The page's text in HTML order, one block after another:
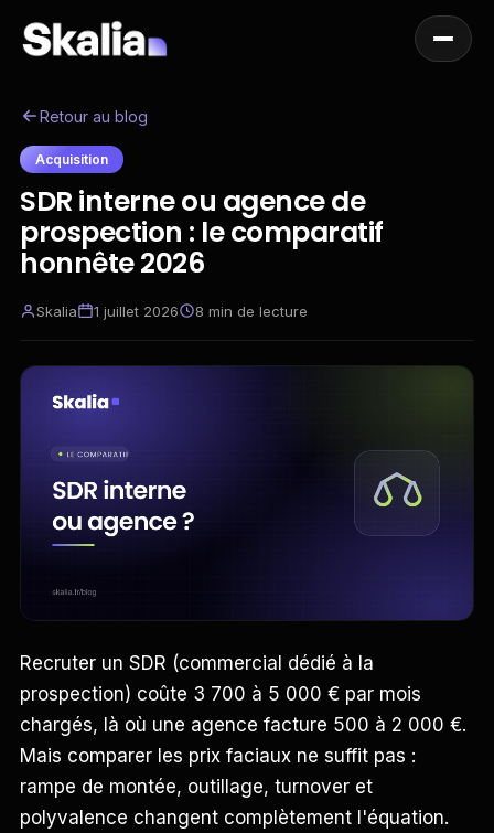
Retour au blog
Acquisition
SDR interne ou agence de
prospection : le comparatif
honnête 2026
Skalia 1 juillet 2026 8 min de lecture
Recruter un SDR (commercial dédié à la
prospection) coûte 3 700 à 5 000 € par mois
chargés, là où une agence facture 500 à 2 000 €.
Mais comparer les prix faciaux ne suffit pas :
rampe de montée, outillage, turnover et
polyvalence changent complètement l'équation.